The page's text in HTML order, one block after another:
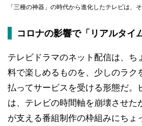
「三種の神器」の時代から進化したテレビは、
コロナの影響で「リアルタイ
テレビドラマのネット配信は、ち
料で楽しめるものを、少しのラク
払ってサービスを受ける形態だ。
は、テレビの時間軸を崩壊させた
が支える番組制作の枠組みにちょ